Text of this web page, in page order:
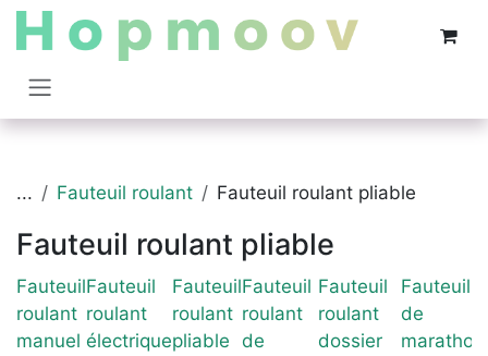
Se rendre au contenu
... Fauteuil roulant Fauteuil roulant pliable
Fauteuil roulant pliable
Fauteuil
roulant
manuel
Fauteuil
roulant
électrique
Fauteuil
roulant
pliable
Fauteuil
roulant
de
Fauteuil
roulant
dossier
Fauteuil
de
marathon